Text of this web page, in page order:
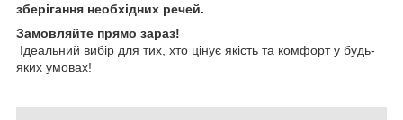
зберігання необхідних речей.
Замовляйте прямо зараз!
Ідеальний вибір для тих, хто цінує якість та комфорт у будь-
яких умовах!